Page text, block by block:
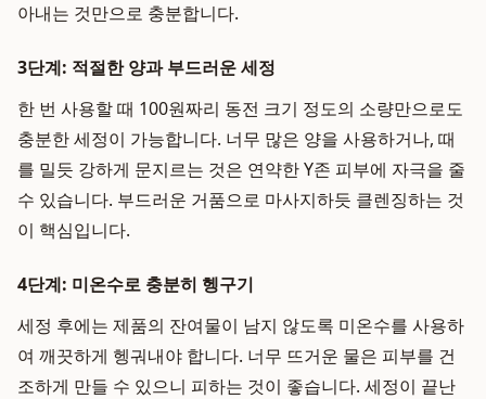
아내는 것만으로 충분합니다.
3단계: 적절한 양과 부드러운 세정
한 번 사용할 때 100원짜리 동전 크기 정도의 소량만으로도
충분한 세정이 가능합니다. 너무 많은 양을 사용하거나, 때
를 밀듯 강하게 문지르는 것은 연약한 Y존 피부에 자극을 줄
수 있습니다. 부드러운 거품으로 마사지하듯 클렌징하는 것
이 핵심입니다.
4단계: 미온수로 충분히 헹구기
세정 후에는 제품의 잔여물이 남지 않도록 미온수를 사용하
여 깨끗하게 헹궈내야 합니다. 너무 뜨거운 물은 피부를 건
조하게 만들 수 있으니 피하는 것이 좋습니다. 세정이 끝난